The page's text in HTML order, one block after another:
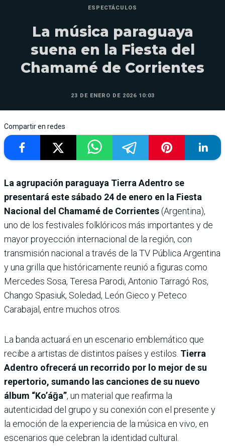
ESPECTÁCULOS
La música paraguaya
suena en la Fiesta del
Chamamé de Corrientes
23 DE ENERO DE 2026 10:03
Compartir en redes
La agrupación paraguaya Tierra Adentro se
presentará este sábado 24 de enero en la Fiesta
Nacional del Chamamé de Corrientes(Argentina),
uno de los festivales folklóricos más importantes y de
mayor proyección internacional de la región, con
transmisión nacional a través de la TV Pública Argentina
y una grilla que históricamente reunió a figuras como
Mercedes Sosa, Teresa Parodi, Antonio Tarragó Ros,
Chango Spasiuk, Soledad, León Gieco y Peteco
Carabajal, entre muchos otros.
La banda actuará en un escenario emblemático que
recibe a artistas de distintos países y estilos. Tierra
Adentro ofrecerá un recorrido por lo mejor de su
repertorio, sumando las canciones de su nuevo
álbum “Ko’ág̃a”, un material que reafirma la
autenticidad del grupo y su conexión con el presente y
la emoción de la experiencia de la música en vivo, en
escenarios que celebran la identidad cultural.